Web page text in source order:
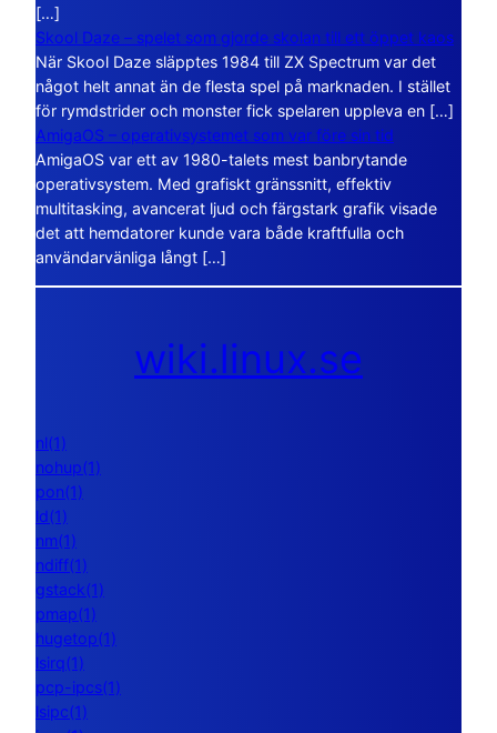
[…]
Skool Daze – spelet som gjorde skolan till ett öppet kaos
När Skool Daze släpptes 1984 till ZX Spectrum var det
något helt annat än de flesta spel på marknaden. I stället
för rymdstrider och monster fick spelaren uppleva en […]
AmigaOS – operativsystemet som var före sin tid
AmigaOS var ett av 1980-talets mest banbrytande
operativsystem. Med grafiskt gränssnitt, effektiv
multitasking, avancerat ljud och färgstark grafik visade
det att hemdatorer kunde vara både kraftfulla och
användarvänliga långt […]
wiki.linux.se
nl(1)
nohup(1)
pon(1)
ld(1)
nm(1)
ndiff(1)
gstack(1)
pmap(1)
hugetop(1)
lsirq(1)
pcp-ipcs(1)
lsipc(1)